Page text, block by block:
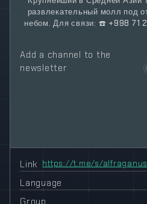
развлекательный молл под
небом. Для связи: ☎️ +998 71
Add a channel to the
newsletter
Link https://t.me/s/
Language